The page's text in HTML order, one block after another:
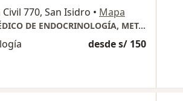
770, San Isidro • Mapa
CONSULTORIO MÉDICO DE ENDOCRINOLOGÍA, METABOLISMO Y DIABETES
desde s/ 150